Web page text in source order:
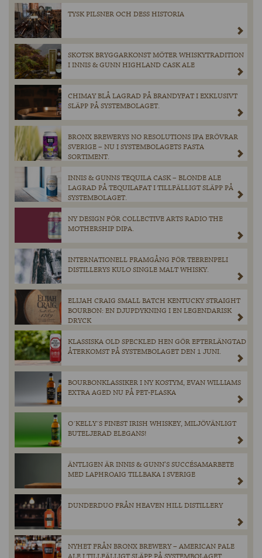
TYSK PILSNER OCH DESS HISTORIA
SKOTSK BRYGGARKONST MÖTER WHISKYTRADITION
I INNIS & GUNN HIGHLAND CASK ALE
CHIMAY BLÅ LAGRAD PÅ BRANDYFAT I EXKLUSIVT
SLÄPP PÅ SYSTEMBOLAGET.
BRONX BREWERYS NO RESOLUTIONS IPA ERÖVRAR
SVERIGE – NU I SYSTEMBOLAGETS FASTA
SORTIMENT.
INNIS & GUNNS TEQUILA CASK – BLONDE ALE
LAGRAD PÅ TEQUILAFAT I TILLFÄLLIGT SLÄPP PÅ
SYSTEMBOLAGET.
NY DESIGN FÖR COLLECTIVE ARTS RADIO THE
MOTHERSHIP DIPA.
INTERNATIONELL FRAMGÅNG FÖR TEERENPELI
DISTILLERYS KULO SINGLE MALT WHISKY.
ELIJAH CRAIG SMALL BATCH KENTUCKY STRAIGHT
BOURBON: EN DJUPDYKNING I EN LEGENDARISK
DRYCK
KLASSISKA OLD SPECKLED HEN GÖR EFTERLÄNGTAD
ÅTERKOMST PÅ SYSTEMBOLAGET DEN 1 JUNI.
BOURBONKLASSIKER I NY KOSTYM, EVAN WILLIAMS
EXTRA AGED NU PÅ PET-FLASKA
O´KELLY´S FINEST IRISH WHISKEY, MILJÖVÄNLIGT
BUTELJERAD ELEGANS!
ÄNTLIGEN ÄR INNIS & GUNN’S SUCCÉSAMARBETE
MED LAPHROAIG TILLBAKA I SVERIGE
DUNDERDUO FRÅN HEAVEN HILL DISTILLERY
NYHET FRÅN BRONX BREWERY – AMERICAN PALE